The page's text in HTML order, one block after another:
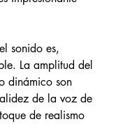
sonido es,
La amplitud del
dinámico son
de la voz de
de realismo